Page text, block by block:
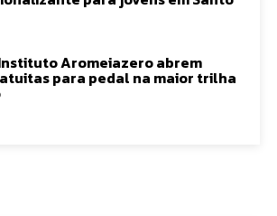
Aromeiazero abrem
para pedal na maior trilha